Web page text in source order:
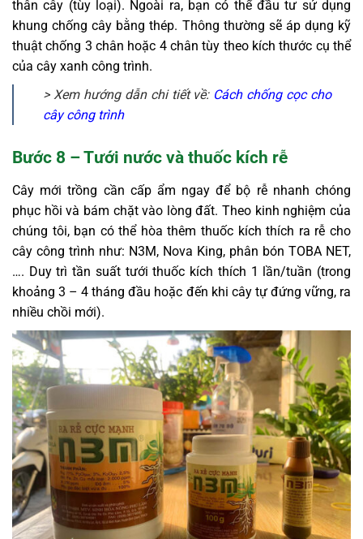
thân cây (tùy loại). Ngoài ra, bạn có thể đầu tư sử dụng
khung chống cây bằng thép. Thông thường sẽ áp dụng kỹ
thuật chống 3 chân hoặc 4 chân tùy theo kích thước cụ thể
của cây xanh công trình.
> Xem hướng dẫn chi tiết về: Cách chống cọc cho
cây công trình
Bước 8 – Tưới nước và thuốc kích rễ
Cây mới trồng cần cấp ẩm ngay để bộ rễ nhanh chóng
phục hồi và bám chặt vào lòng đất. Theo kinh nghiệm của
chúng tôi, bạn có thể hòa thêm thuốc kích thích ra rễ cho
cây công trình như: N3M, Nova King, phân bón TOBA NET,
…. Duy trì tần suất tưới thuốc kích thích 1 lần/tuần (trong
khoảng 3 – 4 tháng đầu hoặc đến khi cây tự đứng vững, ra
nhiều chồi mới).